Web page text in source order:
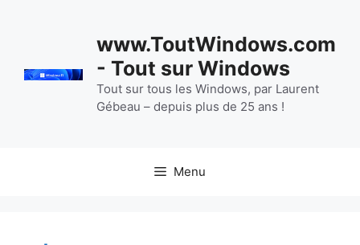
www.ToutWindows.com
- Tout sur Windows
Tout sur tous les Windows, par Laurent
Gébeau – depuis plus de 25 ans !
Menu